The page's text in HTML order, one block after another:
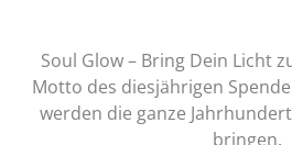
Soul Glow – Bring Dein Licht
Motto des diesjährigen
werden die ganze
bringen.